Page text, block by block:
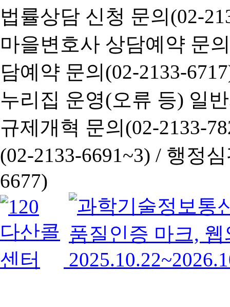
법률상담 신청 문의(02-
마을변호사 상담예약 문
담예약 문의(02-2133-
누리집 운영(오류 등) 일
규제개혁 문의(02-2133-
(02-2133-6691~3) / 행정심
6677)